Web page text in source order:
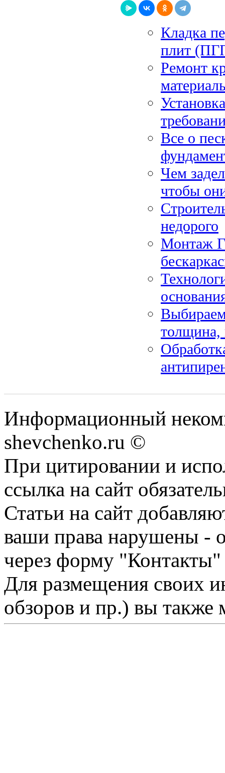
Кладка
плит
Ремонт
Все о
Чем
чтобы
недорого
Монтаж
толщина,
Информационный
shevchenko.ru ©
При цитировании и
ссылка на сайт
Статьи на сайт
ваши права нарушены -
через форму "Контакты"
Для размещения своих
обзоров и пр.) вы также